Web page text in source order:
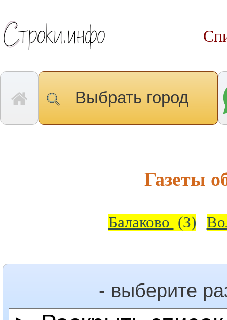
Выбрать город
Газеты
Балаково (3)
- выберите